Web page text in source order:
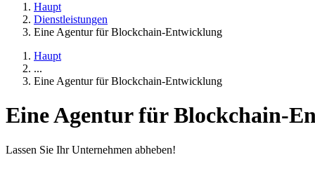
Haupt
Dienstleistungen
Eine Agentur für Blockchain-Entwicklung
Haupt
...
Eine Agentur für Blockchain-Entwicklung
Eine Agentur für Blockchain-
Lassen Sie Ihr Unternehmen abheben!